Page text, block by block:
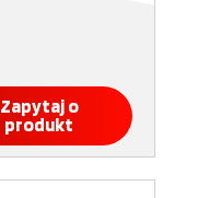
Zapytaj o
produkt